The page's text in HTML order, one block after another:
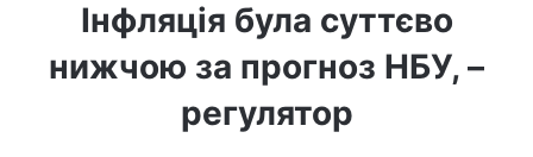
Інфляція була суттєво
нижчою за прогноз НБУ, –
регулятор